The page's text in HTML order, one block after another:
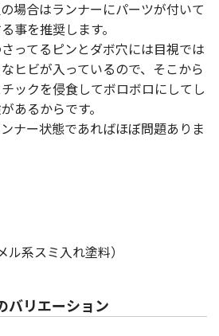
場合はランナーにパーツが付いて
事を推奨します。
ってるピンとダボ穴には目視では
ヒビが入っているので、そこから
ックを侵食してボロボロにしてし
あるからです。
ナー状態であればほぼ問題ありま
ル系スミ入れ塗料）
バリエーション